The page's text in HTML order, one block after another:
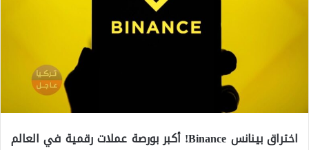
اختراق بينانس Binance! أكبر بورصة عملات رقمية في العالم